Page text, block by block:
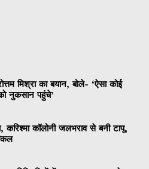
मिश्रा का बयान, बोले- ‘ऐसा कोई
नुकसान पहुंचे’
करिश्मा कॉलोनी जलभराव से बनी टापू,